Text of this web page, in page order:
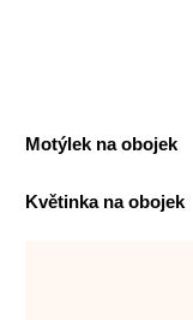
Motýlek na obojek
Květinka na obojek